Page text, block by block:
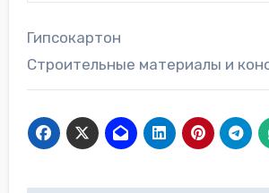
Гипсокартон
Строительные материалы и